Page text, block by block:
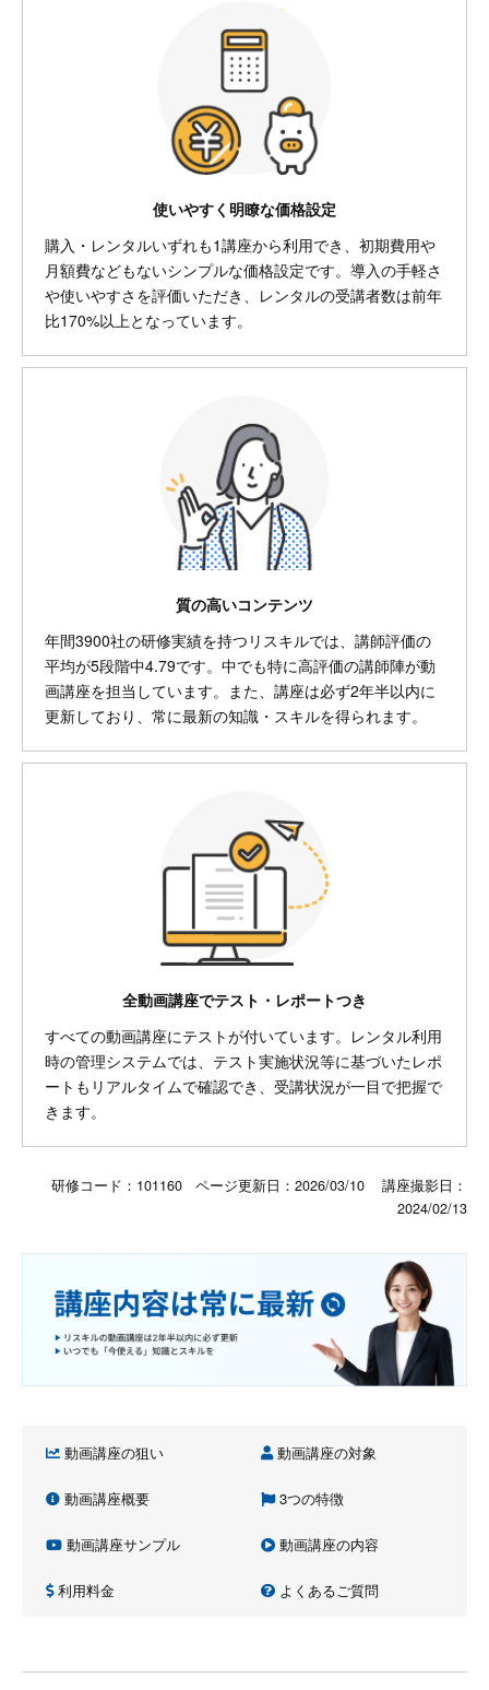
使いやすく明瞭な価格設定
購入・レンタルいずれも1講座から利用でき、初期費用や
月額費などもないシンプルな価格設定です。導入の手軽さ
や使いやすさを評価いただき、レンタルの受講者数は前年
比170%以上となっています。
質の高いコンテンツ
年間3900社の研修実績を持つリスキルでは、講師評価の
平均が5段階中4.79です。中でも特に高評価の講師陣が動
画講座を担当しています。また、講座は必ず2年半以内に
更新しており、常に最新の知識・スキルを得られます。
全動画講座でテスト・レポートつき
すべての動画講座にテストが付いています。レンタル利用
時の管理システムでは、テスト実施状況等に基づいたレポ
ートもリアルタイムで確認でき、受講状況が一目で把握で
きます。
研修コード：101160 ページ更新日： 2026/03/10
講座撮影日：
2024/02/13
動画講座の狙い 動画講座の対象
動画講座概要 3つの特徴
動画講座サンプル 動画講座の内容
利用料金 よくあるご質問